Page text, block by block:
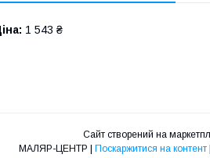
1 543 ₴
Сайт створений на
Поскаржитися на контент